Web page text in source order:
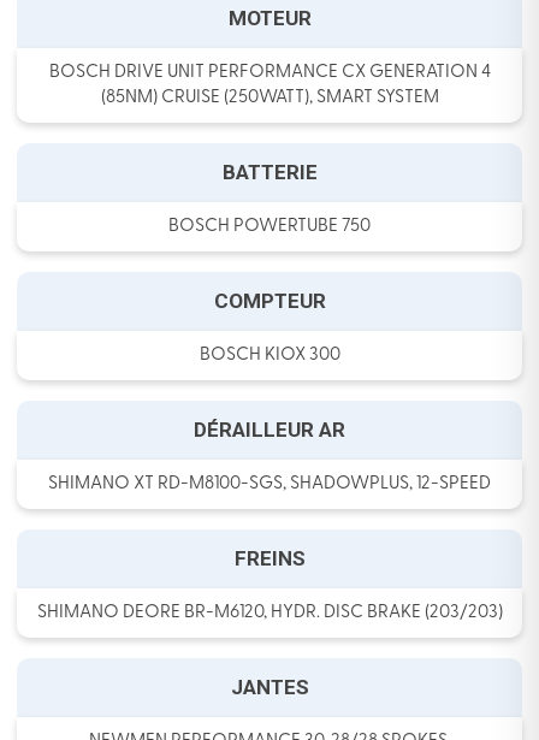
MOTEUR
BOSCH DRIVE UNIT PERFORMANCE CX GENERATION 4
(85NM) CRUISE (250WATT), SMART SYSTEM
BATTERIE
BOSCH POWERTUBE 750
COMPTEUR
BOSCH KIOX 300
DÉRAILLEUR AR
SHIMANO XT RD-M8100-SGS, SHADOWPLUS, 12-SPEED
FREINS
SHIMANO DEORE BR-M6120, HYDR. DISC BRAKE (203/203)
JANTES